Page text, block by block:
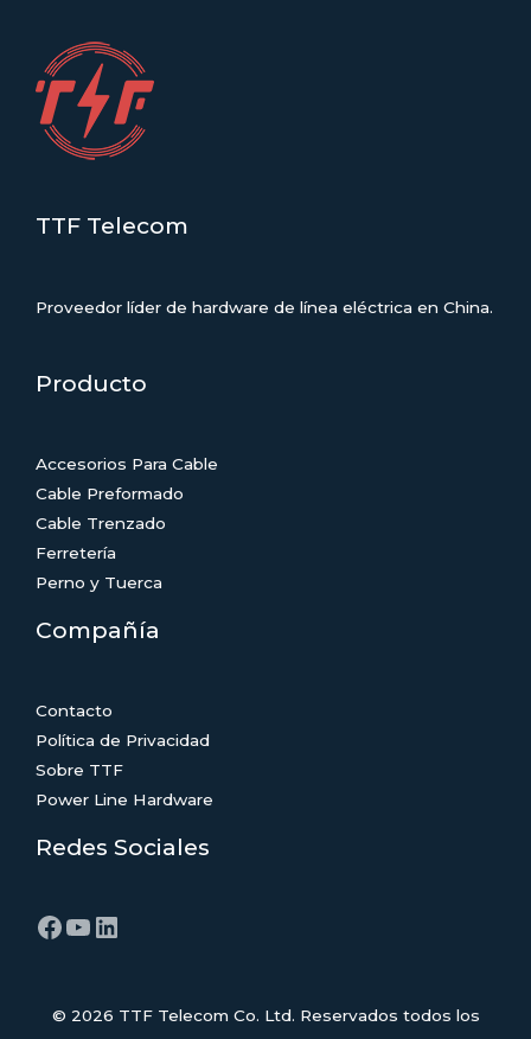
TTF Telecom
Proveedor líder de hardware de línea eléctrica en China.
Producto
Accesorios Para Cable
Cable Preformado
Cable Trenzado
Ferretería
Perno y Tuerca
Compañía
Contacto
Política de Privacidad
Sobre TTF
Power Line Hardware
Redes Sociales
Facebook
YouTube
LinkedIn
© 2026 TTF Telecom Co. Ltd. Reservados todos los